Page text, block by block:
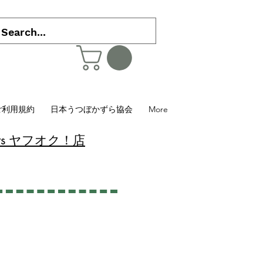
利用規約 日本うつぼかずら協会 More
ヤフオク！店